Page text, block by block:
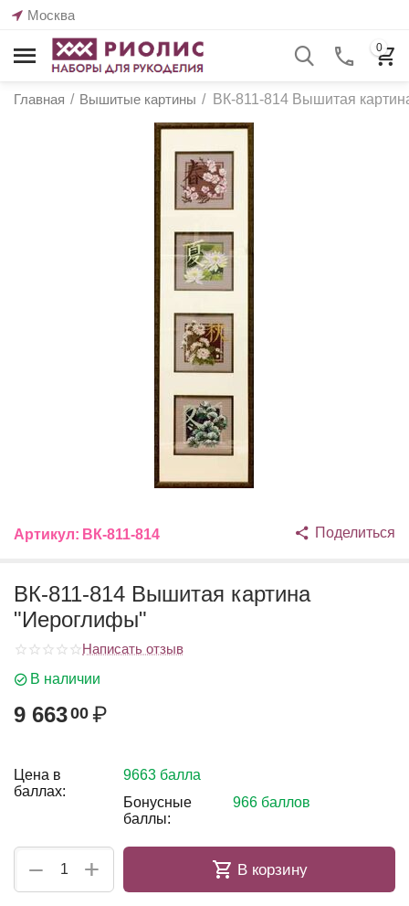
Москва
0
Главная / Вышитые картины / ВК-811-814 Вышитая
Артикул: ВК-811-814 Поделиться
ВК-811-814 Вышитая картина
"Иероглифы"
Написать отзыв
В наличии
9 66300 ₽
Цена в
баллах:
9663 балла
Бонусные
баллы:
966 баллов
+
− В корзину